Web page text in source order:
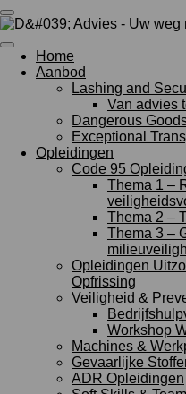
Ga
direct
naar
de
hoofdinhoud
Home
Aanbod
Lashing and
Van advies
Dangerous
Exceptional
Opleidingen
Code 95
Thema 1 –
Thema 2 –
Thema 3 –
Opleidingen
Opfrissing
Veiligheid &
Workshop
Machines &
Gevaarlijke
ADR Opleidingen